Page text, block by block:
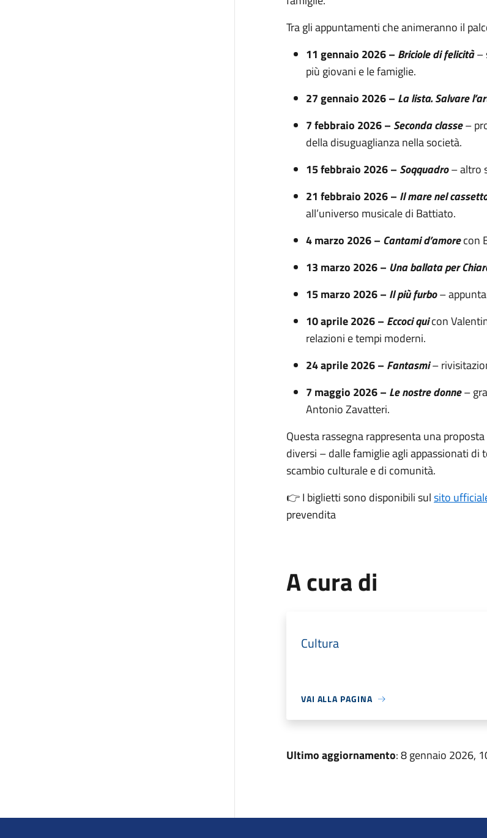
Tra gli appuntamenti che animeranno il
11 gennaio 2026 – Briciole di felicità–
più giovani e le famiglie.
27 gennaio 2026 – La lista. Salvare
7 febbraio 2026 – Seconda classe–
della disuguaglianza nella società.
15 febbraio 2026 – Soqquadro– altro
21 febbraio 2026 – Il mare nel
all’universo musicale di Battiato.
4 marzo 2026 – Cantami d’amorecon
13 marzo 2026 – Una ballata per
15 marzo 2026 – Il più furbo–
10 aprile 2026 – Eccoci quicon
relazioni e tempi moderni.
24 aprile 2026 – Fantasmi–
7 maggio 2026 – Le nostre donne–
Antonio Zavatteri.
Questa rassegna rappresenta una
diversi – dalle famiglie agli appassionati
scambio culturale e di comunità.
👉 I biglietti sono disponibili sulsito
prevendita
A cura di
Cultura
VAI ALLA PAGINA
Ultimo aggiornamento: 8 gennaio 2026,